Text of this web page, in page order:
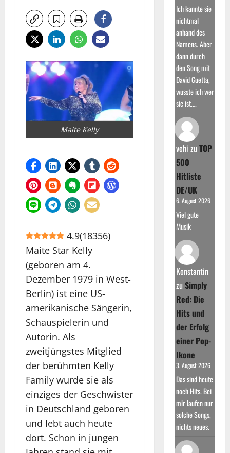
Maite Kelly
4.9(18356)
Maite Star Kelly
(geboren am 4.
Dezember 1979 in West-
Berlin) ist eine US-
amerikanische Sängerin,
Schauspielerin und
Autorin. Als
zweitjüngstes Mitglied
der berühmten Kelly
Family wurde sie als
einziges der Geschwister
in Deutschland geboren
und lebt auch heute
dort. Schon in jungen
Ich kannte sie
nichtmal
anhand des
Namens. Aber
dann durch
den Song mit
David Guetta,
wusste ich wer
sie ist.…
vehi zu TOP
500
Hitliste
DE/UK
6. August 2026
Viel gute
Musik
Konstantin
zu Simply
Red: Die
Hits und
der Erfolg
einer Pop-
Ikone
3. August 2026
Das sind heute
noch Hits. Bei
mir laufen nur
solche Songs,
nichts neues.